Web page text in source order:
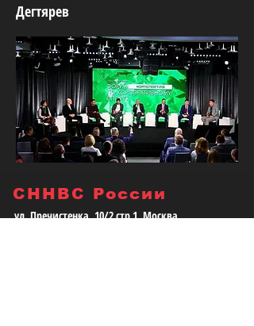
Дегтярев
СННВС России
ул. Пречистенка, 10/2 стр 1, Москва,